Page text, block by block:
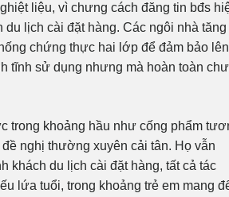
liệu, vì chưng cách đăng tin bđs
lịch cài đặt hàng. Các ngôi nhà tăng
chứng thực hai lớp để đảm bảo lên
tĩnh sử dụng nhưng mà hoàn toàn
trong khoảng hầu như cống phẩm
nghị thường xuyên cải tân. Họ vẫn
khách du lịch cài đặt hàng, tất cả tác
lứa tuổi, trong khoảng trẻ em mang